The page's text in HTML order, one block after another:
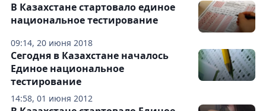
09:14, 20 июня 2018
В Казахстане стартовало единое
национальное тестирование
14:58, 01 июня 2012
Сегодня в Казахстане началось
Единое национальное
тестирование